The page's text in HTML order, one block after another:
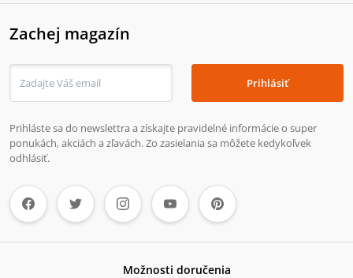
Zachej magazín
Prihlásiť
Prihláste sa do newslettra a získajte pravidelné informácie o super
ponukách, akciách a zľavách. Zo zasielania sa môžete kedykoľvek
odhlásiť.
Možnosti doručenia